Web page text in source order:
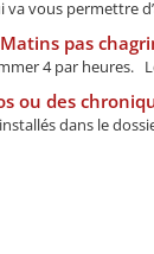
vous permettre
pas
4 par heures.
ou des
dans le